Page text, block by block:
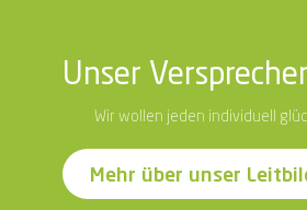
Unser
Wir wollen jeden individuell
Mehr über unser